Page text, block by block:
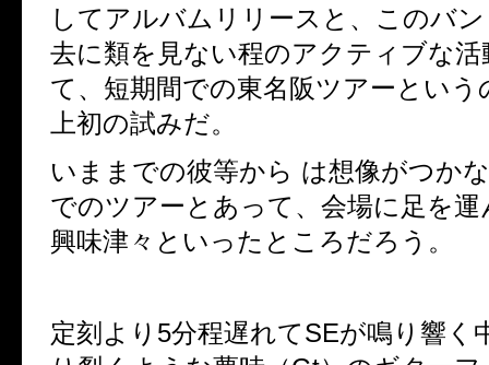
してアルバムリリースと、このバ
去に類を見ない程のアクティブな
て、短期間での東名阪ツアーという
上初の試みだ。
いままでの彼等から は想像がつか
でのツアーとあって、会場に足を
興味津々といったところだろう。
定刻より5分程遅れてSEが鳴り響く